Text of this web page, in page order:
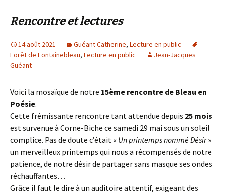
Rencontre et lectures
14 août 2021 Guéant Catherine, Lecture en public
Forêt de Fontainebleau, Lecture en public
Jean-Jacques
Guéant
Voici la mosaïque de notre 15ème rencontre de Bleau en
Poésie.
Cette frémissante rencontre tant attendue depuis 25 mois
est survenue à Corne-Biche ce samedi 29 mai sous un soleil
complice. Pas de doute c’était « Un printemps nommé Désir»
un merveilleux printemps qui nous a récompensés de notre
patience, de notre désir de partager sans masque ses ondes
réchauffantes…
Grâce il faut le dire à un auditoire attentif, exigeant des